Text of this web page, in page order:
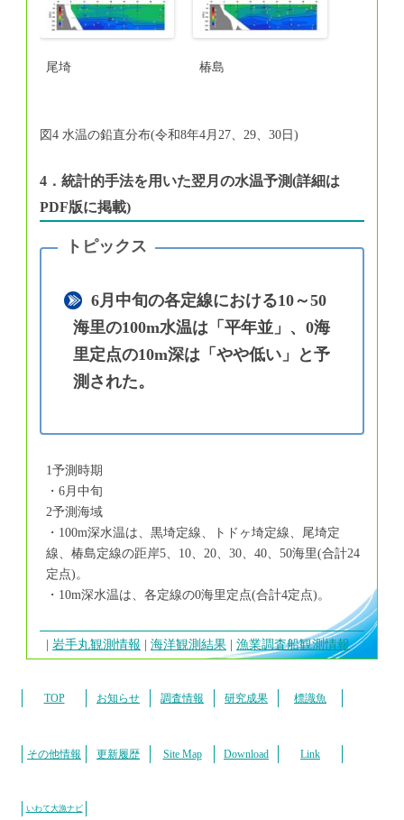
尾埼 椿島
図4 水温の鉛直分布(令和8年4月27、29、30日)
4．統計的手法を用いた翌月の水温予測(詳細は
PDF版に掲載)
6月中旬の各定線における10～50
海里の100m水温は「平年並」、0海
里定点の10m深は「やや低い」と予
測された。
1予測時期
・6月中旬
2予測海域
・100m深水温は、黒埼定線、トドヶ埼定線、尾埼定
線、椿島定線の距岸5、10、20、30、40、50海里(合計24
定点)。
・10m深水温は、各定線の0海里定点(合計4定点)。
岩手丸観測情報 海洋観測結果 漁業調査船観測情報
TOP お知らせ 調査情報 研究成果 標識魚
その他情報 更新履歴 Site Map Download Link
いわて大漁ナビ